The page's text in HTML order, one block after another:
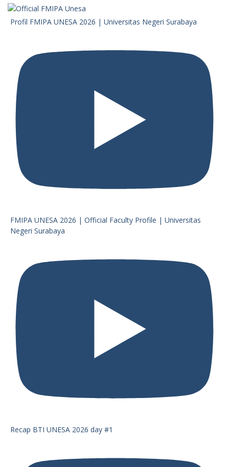
Profil FMIPA UNESA 2026 | Universitas Negeri Surabaya
FMIPA UNESA 2026 | Official Faculty Profile | Universitas
Negeri Surabaya
Recap BTI UNESA 2026 day #1